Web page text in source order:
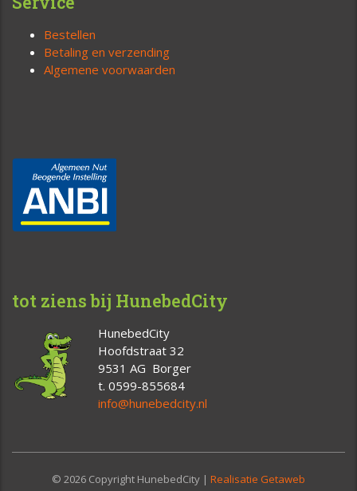
Bestellen
Betaling en verzending
Algemene voorwaarden
tot ziens bij HunebedCity
HunebedCity
Hoofdstraat 32
9531 AG Borger
t. 0599-855684
info@hunebedcity.nl
© 2026 Copyright HunebedCity | Realisatie Getaweb